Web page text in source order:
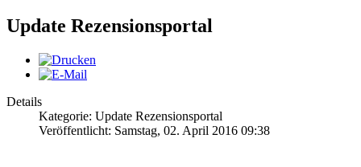
Update Rezensionsportal
Details
Kategorie: Update Rezensionsportal
Veröffentlicht: Samstag, 02. April 2016 09:38